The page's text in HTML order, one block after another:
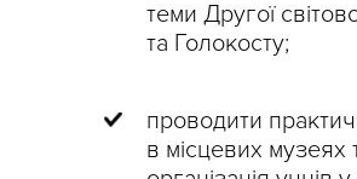
теми Другої
та Голокосту;
проводити
в місцевих музеях